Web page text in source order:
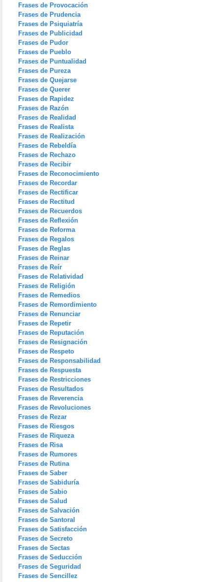
Frases de Provocación
Frases de Prudencia
Frases de Psiquiatría
Frases de Publicidad
Frases de Pudor
Frases de Pueblo
Frases de Puntualidad
Frases de Pureza
Frases de Quejarse
Frases de Querer
Frases de Rapidez
Frases de Razón
Frases de Realidad
Frases de Realista
Frases de Realización
Frases de Rebeldía
Frases de Rechazo
Frases de Recibir
Frases de Reconocimiento
Frases de Recordar
Frases de Rectificar
Frases de Rectitud
Frases de Recuerdos
Frases de Reflexión
Frases de Reforma
Frases de Regalos
Frases de Reglas
Frases de Reinar
Frases de Reír
Frases de Relatividad
Frases de Religión
Frases de Remedios
Frases de Remordimiento
Frases de Renunciar
Frases de Repetir
Frases de Reputación
Frases de Resignación
Frases de Respeto
Frases de Responsabilidad
Frases de Respuesta
Frases de Restricciones
Frases de Resultados
Frases de Reverencia
Frases de Revoluciones
Frases de Rezar
Frases de Riesgos
Frases de Riqueza
Frases de Risa
Frases de Rumores
Frases de Rutina
Frases de Saber
Frases de Sabiduría
Frases de Sabio
Frases de Salud
Frases de Salvación
Frases de Santoral
Frases de Satisfacción
Frases de Secreto
Frases de Sectas
Frases de Seducción
Frases de Seguridad
Frases de Sencillez